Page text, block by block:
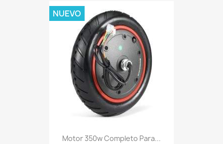
Motor 350w Completo Para...
NUEVO